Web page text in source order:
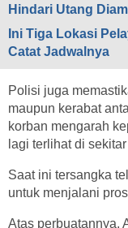
Hindari Utang
Ini Tiga Lokasi
Catat Jadwalnya
Polisi juga
maupun kerabat
korban mengarah
lagi terlihat di
Saat ini tersangka
untuk menjalani
Atas perbuatannya,